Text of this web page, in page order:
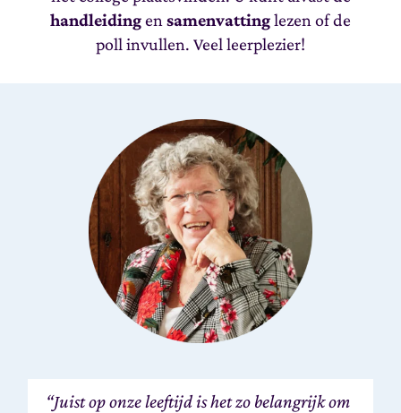
handleidingen samenvattinglezen of de
poll invullen. Veel leerplezier!
“Juist op onze leeftijd is het zo belangrijk om